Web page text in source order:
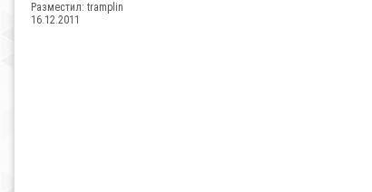
Разместил: tramplin
16.12.2011